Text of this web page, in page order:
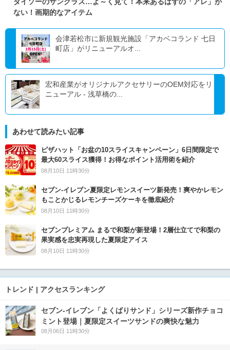
ない！画期的なアイテム
会津若松市に新規観光施設「アカベコランド 七日
町店」がリニューアルオ...
宏和産業がオリジナルアクセサリーのOEM対応をリ
ニューアル - 浅草橋の...
あわせて読みたい記事
ピザハット「お盆の10スライスキャンペーン」6日間限定で
最大60スライス獲得！お得なポイント活用術を紹介
08月10日 11時30分
セブン‐イレブン夏限定レモンスイーツ新発売！爽やかレモン
もことかじるレモンチーズケーキを徹底紹介
08月10日 11時30分
セブンプレミアム まるで和梨が新登場！2層仕立てで和梨の
果実感を忠実再現した夏限定アイス
08月10日 11時30分
トレンド | アクセスランキング
セブン‐イレブン「よくばりサンド」シリーズ新作チョコ
ミント登場｜夏限定スイーツサンドの爽快な魅力
08月06日 11時30分